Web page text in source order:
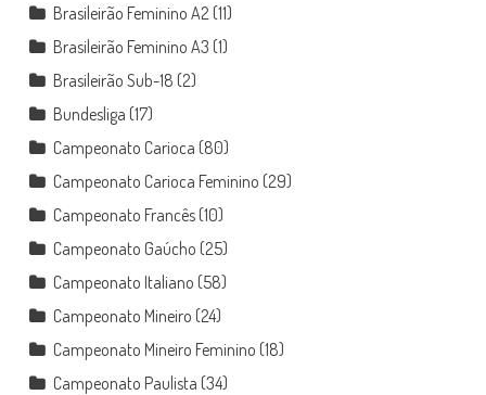
Brasileirão Feminino A2 (11)
Brasileirão Feminino A3 (1)
Brasileirão Sub-18 (2)
Bundesliga (17)
Campeonato Carioca (80)
Campeonato Carioca Feminino (29)
Campeonato Francês(10)
Campeonato Gaúcho (25)
Campeonato Italiano (58)
Campeonato Mineiro (24)
Campeonato Mineiro Feminino (18)
Campeonato Paulista (34)